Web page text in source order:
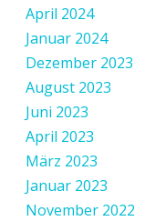
April 2024
Januar 2024
Dezember 2023
August 2023
Juni 2023
April 2023
März 2023
Januar 2023
November 2022